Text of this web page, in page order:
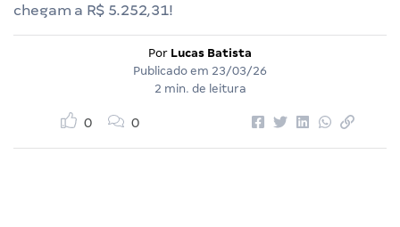
chegam a R$ 5.252,31!
Por Lucas Batista
Publicado em 23/03/26
2 min. de leitura
0 0